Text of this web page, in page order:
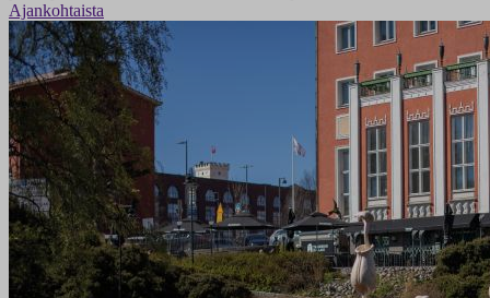
Ajankohtaista